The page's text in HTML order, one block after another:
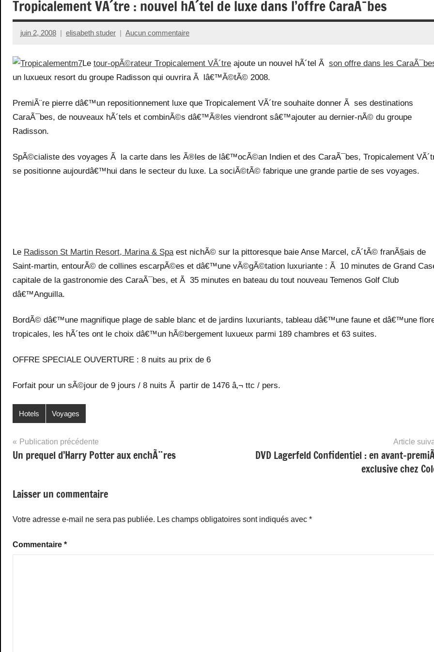
Tropicalement VÃ´tre : nouvel hÃ´tel de luxe dans l’offre CaraÃ¯bes
juin 2, 2008 elisabeth studer Aucun commentaire
Le tour-opÃ©rateur Tropicalement VÃ´tre ajoute un nouvel hÃ´tel Ã son offre dans les
un luxueux resort du groupe Radisson qui ouvrira Ã lâ€™Ã©tÃ© 2008.
PremiÃ¨re pierre dâ€™un repositionnement luxe que Tropicalement VÃ´tre souhaite donner Ã ses destinations
CaraÃ¯bes, de nouveaux hÃ´tels et combinÃ©s dâ€™Ã®les viendront sâ€™ajouter au dernier-nÃ© du groupe
Radisson.
SpÃ©cialiste des voyages Ã la carte dans les Ã®les de lâ€™ocÃ©an Indien et des CaraÃ¯bes, Tropicalement
se positionne aujourdâ€™hui dans le secteur du luxe. La sociÃ©tÃ© fabrique une grande partie de ses voyages.
Le Radisson St Martin Resort, Marina & Spaest nichÃ© sur la pittoresque baie Anse Marcel, cÃ´tÃ© franÃ§ais de
Saint-martin, entourÃ© de collines escarpÃ©es et dâ€™une vÃ©gÃ©tation luxuriante : Ã 10 minutes de Grand
capitale de la gastronomie des CaraÃ¯bes, et Ã 35 minutes en bateau du tout nouveau Temenos Golf Club
dâ€™Anguilla.
BordÃ© dâ€™une magnifique plage de sable blanc et de jardins luxuriants, tableau dâ€™une faune et dâ€™une
tropicales, les hÃ´tes ont le choix dâ€™un hÃ©bergement luxueux parmi 189 chambres et 63 suites.
OFFRE SPECIALE OUVERTURE : 8 nuits au prix de 6
Forfait pour un sÃ©jour de 9 jours / 8 nuits Ã partir de 1476 â‚¬ ttc / pers.
Hotels Voyages
Navigation
de
Publication précédente
Un prequel d’Harry Potter aux enchÃ¨res
Article
DVD Lagerfeld Confidentiel : en avant-
exclusive chez
Laisser un commentaire
Votre adresse e-mail ne sera pas publiée. Les champs obligatoires sont indiqués avec *
Commentaire *